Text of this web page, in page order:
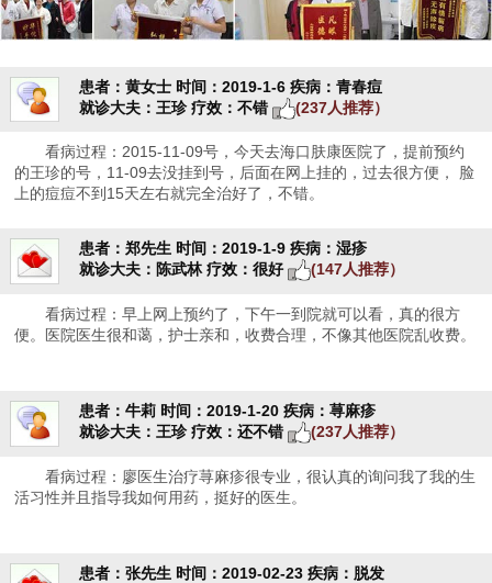
患者：黄女士 时间：2019-1-6 疾病：青春痘
就诊大夫：王珍 疗效：不错 (237人推荐）
看病过程：2015-11-09号，今天去海口肤康医院了，提前预约
的王珍的号，11-09去没挂到号，后面在网上挂的，过去很方便， 脸
上的痘痘不到15天左右就完全治好了，不错。
患者：郑先生 时间：2019-1-9 疾病：湿疹
就诊大夫：陈武林 疗效：很好 (147人推荐）
看病过程：早上网上预约了，下午一到院就可以看，真的很方
便。医院医生很和蔼，护士亲和，收费合理，不像其他医院乱收费。
患者：牛莉 时间：2019-1-20 疾病：荨麻疹
就诊大夫：王珍 疗效：还不错 (237人推荐）
看病过程：廖医生治疗荨麻疹很专业，很认真的询问我了我的生
活习性并且指导我如何用药，挺好的医生。
患者：张先生 时间：2019-02-23 疾病：脱发